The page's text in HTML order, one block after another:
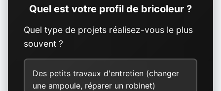
Quel est votre profil de bricoleur ?
Quel type de projets réalisez-vous le plus
souvent ?
Des petits travaux d'entretien (changer
une ampoule, réparer un robinet)